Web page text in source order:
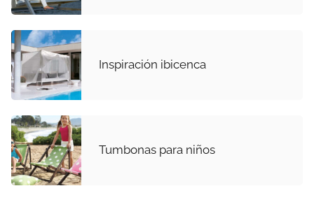
Inspiración ibicenca
Tumbonas para niños